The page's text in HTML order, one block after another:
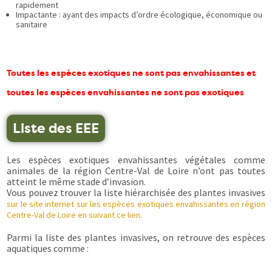
rapidement
Impactante : ayant des impacts d’ordre écologique, économique ou
sanitaire
Toutes les espèces exotiques ne sont pas envahissantes et
toutes les espèces envahissantes ne sont pas exotiques
Liste des EEE
Les espèces exotiques envahissantes végétales comme
animales de la région Centre-Val de Loire n’ont pas toutes
atteint le même stade d’invasion.
Vous pouvez trouver la liste hiérarchisée des plantes invasives
sur le site internet sur les espèces exotiques envahissantes en région
Centre-Val de Loire en suivant ce lien.
Parmi la liste des plantes invasives, on retrouve des espèces
aquatiques comme :